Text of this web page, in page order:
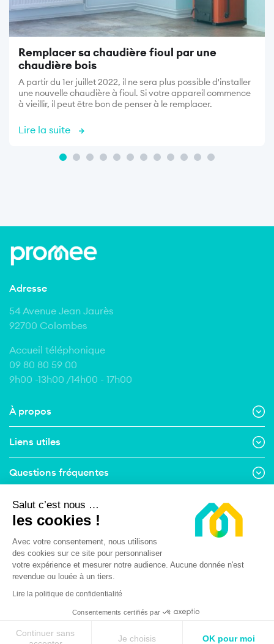
Remplacer sa chaudière fioul par une
chaudière bois
A partir du 1er juillet 2022, il ne sera plus possible d'installer
une nouvelle chaudière à fioul. Si votre appareil commence
à vieillir, il peut être bon de penser à le remplacer.
Lire la suite
À propos
Liens utiles
Questions fréquentes
Adresse
54 Avenue Jean Jaurès
92700 Colombes
Accueil téléphonique
09 80 80 59 00
9h00 -13h00 /14h00 - 17h00
Contact
Menu Pied de page
Mentions légales
Conditions Générales d’Utilisation
Politique de respect de la vie privée
Salut c’est nous …
les cookies !
Avec votre consentement, nous utilisons
des cookies sur ce site pour personnaliser
votre expérience et mesurer notre audience. Aucune donnée n'est
revendue ou louée à un tiers.
Lire la politique de confidentialité
Consentements certifiés par
Continuer sans
Je choisis OK pour moi